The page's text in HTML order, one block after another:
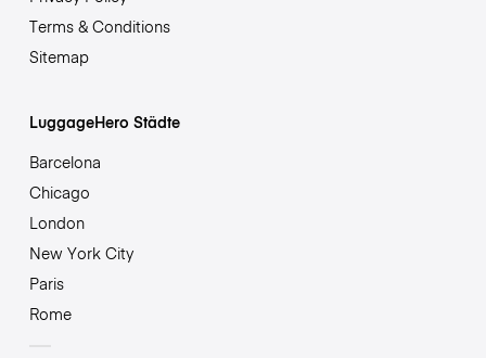
Terms & Conditions
Sitemap
LuggageHero Städte
Barcelona
Chicago
London
New York City
Paris
Rome